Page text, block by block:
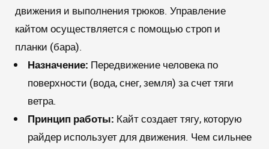
движения и выполнения трюков. Управление
кайтом осуществляется с помощью строп и
планки (бара).
Назначение: Передвижение человека по
поверхности (вода, снег, земля) за счет тяги
ветра.
Принцип работы: Кайт создает тягу, которую
райдер использует для движения. Чем сильнее